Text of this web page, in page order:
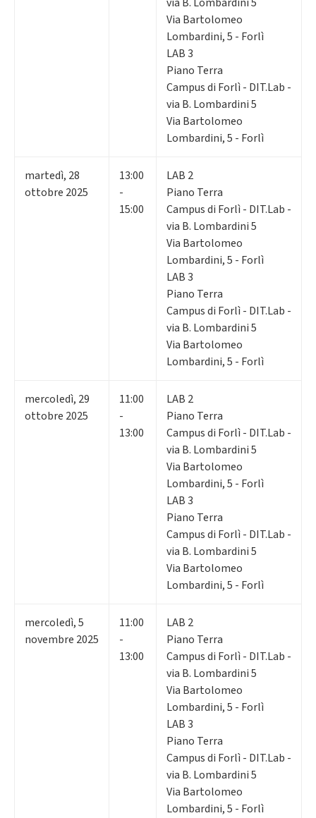
Via Bartolomeo
Lombardini, 5 - Forlì
LAB 3
Piano Terra
Campus di Forlì - DIT.Lab -
via B. Lombardini 5
Via Bartolomeo
Lombardini, 5 - Forlì
martedì, 28
ottobre 2025
13:00
-
15:00
LAB 2
Piano Terra
Campus di Forlì - DIT.Lab -
via B. Lombardini 5
Via Bartolomeo
Lombardini, 5 - Forlì
LAB 3
Piano Terra
Campus di Forlì - DIT.Lab -
via B. Lombardini 5
Via Bartolomeo
Lombardini, 5 - Forlì
mercoledì, 29
ottobre 2025
11:00
-
13:00
LAB 2
Piano Terra
Campus di Forlì - DIT.Lab -
via B. Lombardini 5
Via Bartolomeo
Lombardini, 5 - Forlì
LAB 3
Piano Terra
Campus di Forlì - DIT.Lab -
via B. Lombardini 5
Via Bartolomeo
Lombardini, 5 - Forlì
mercoledì,5
novembre 2025
11:00
-
13:00
LAB 2
Piano Terra
Campus di Forlì - DIT.Lab -
via B. Lombardini 5
Via Bartolomeo
Lombardini, 5 - Forlì
LAB 3
Piano Terra
Campus di Forlì - DIT.Lab -
via B. Lombardini 5
Via Bartolomeo
Lombardini, 5 - Forlì